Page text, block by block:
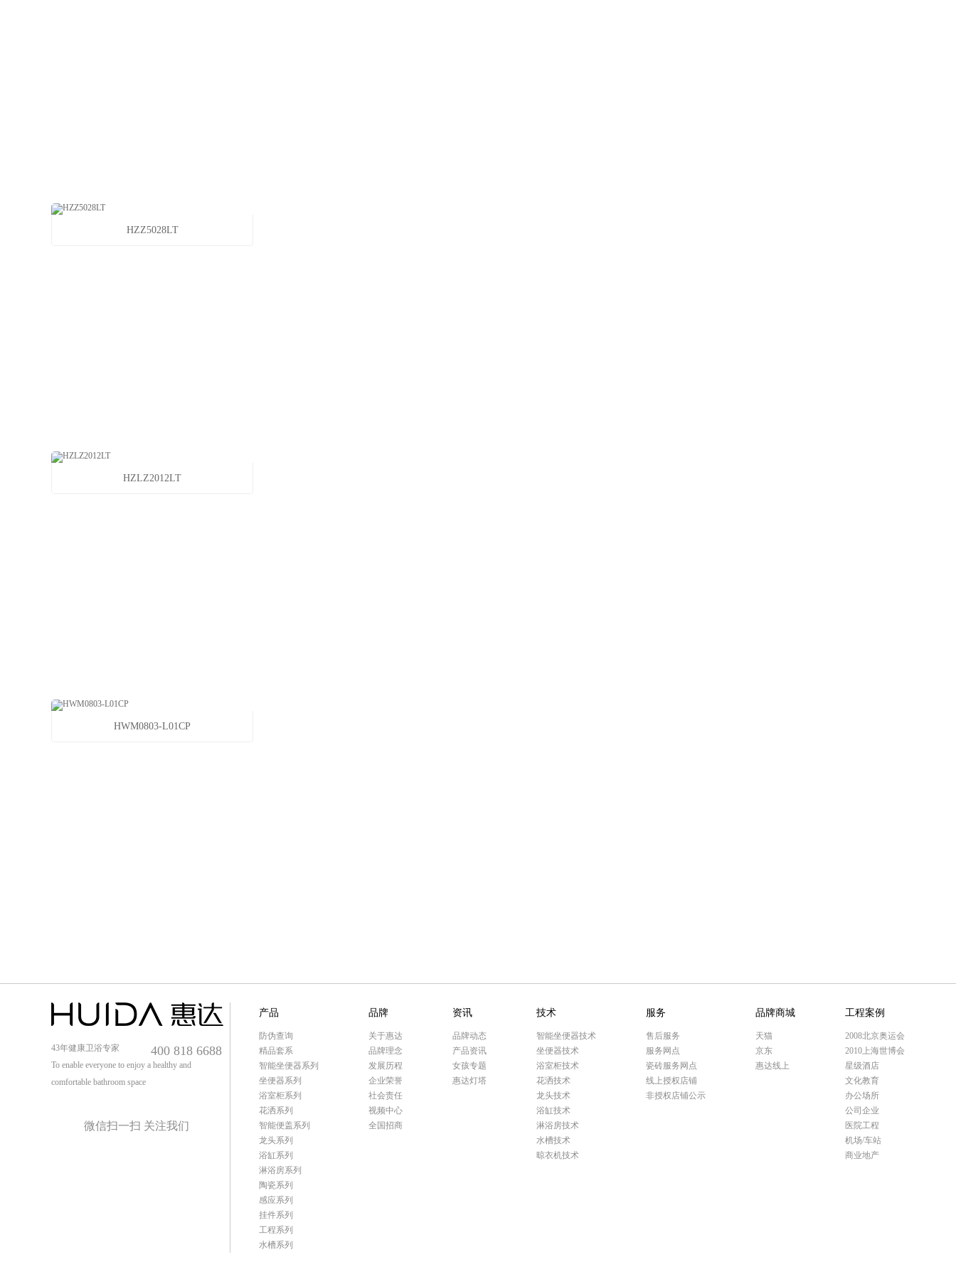
HZZ5028LT
HZLZ2012LT
HWM0803-L01CP
43年健康卫浴专家
To enable everyone to enjoy a healthy and
comfortable bathroom space
400 818 6688
微信扫一扫 关注我们
产品
防伪查询
精品套系
智能坐便器系列
坐便器系列
浴室柜系列
花洒系列
智能便盖系列
龙头系列
浴缸系列
淋浴房系列
陶瓷系列
感应系列
挂件系列
工程系列
水槽系列
品牌
关于惠达
品牌理念
发展历程
企业荣誉
社会责任
视频中心
全国招商
资讯
品牌动态
产品资讯
女孩专题
惠达灯塔
技术
智能坐便器技术
坐便器技术
浴室柜技术
花洒技术
龙头技术
浴缸技术
淋浴房技术
水槽技术
晾衣机技术
服务
售后服务
服务网点
瓷砖服务网点
线上授权店铺
非授权店铺公示
品牌商城
天猫
京东
惠达线上
工程案例
2008北京奥运会
2010上海世博会
星级酒店
文化教育
办公场所
公司企业
医院工程
机场/车站
商业地产